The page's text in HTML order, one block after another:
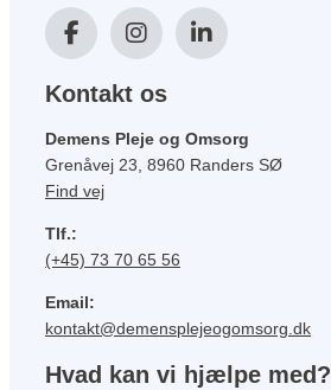
Kontakt os
Demens Pleje og Omsorg
Grenåvej 23, 8960 Randers SØ
Find vej
Tlf.:
(+45) 73 70 65 56
Email:
kontakt@demensplejeogomsorg.dk
Hvad kan vi hjælpe med?